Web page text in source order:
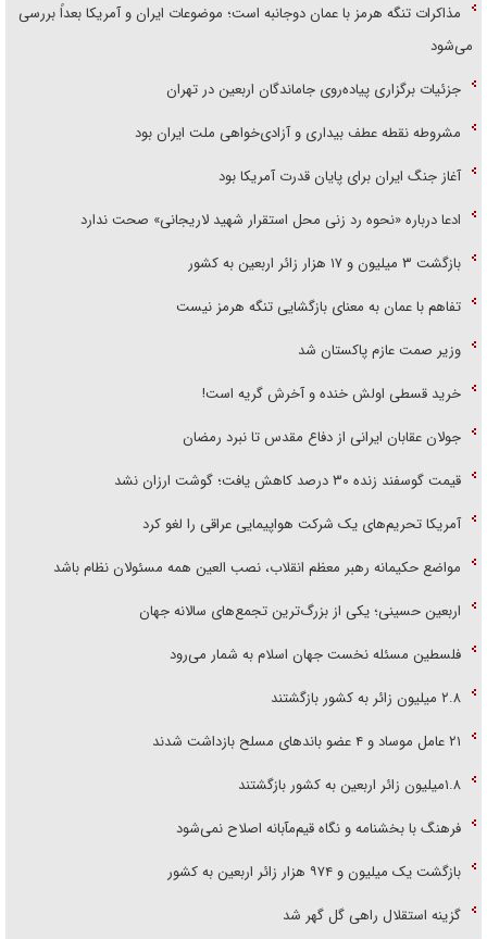
مذاکرات تنگه هرمز با عمان دوجانبه است؛ موضوعات ایران و آمریکا بعداً بررسی
می‌شود
جزئیات برگزاری پیاده‌روی جاماندگان اربعین در تهران
مشروطه نقطه عطف بیداری و آزادی‌خواهی ملت ایران بود
آغاز جنگ ایران برای پایان قدرت آمریکا بود
ادعا درباره «نحوه رد زنی محل استقرار شهید لاریجانی» صحت ندارد
بازگشت ۳ میلیون و ۱۷ هزار زائر اربعین به کشور
تفاهم با عمان به معنای بازگشایی تنگه هرمز نیست
وزیر صمت عازم پاکستان شد
خرید قسطی اولش خنده و آخرش گریه است!
جولان عقابان ایرانی از دفاع مقدس تا نبرد رمضان
قیمت گوسفند زنده ۳۰ درصد کاهش یافت؛ گوشت ارزان نشد
آمریکا تحریم‌های یک شرکت هواپیمایی عراقی را لغو کرد
مواضع حکیمانه رهبر معظم انقلاب، نصب العین همه مسئولان نظام باشد
اربعین حسینی؛ یکی از بزرگ‌ترین تجمع‌های سالانه جهان
فلسطین مسئله نخست جهان اسلام به شمار می‌رود
۲.۸ میلیون زائر به کشور بازگشتند
۲۱ عامل موساد و ۴ عضو باند‌های مسلح بازداشت شدند
۱.۸میلیون زائر اربعین به کشور بازگشتند
فرهنگ با بخشنامه و نگاه قیم‌مآبانه اصلاح نمی‌شود
بازگشت یک میلیون و ۹۷۴ هزار زائر اربعین به کشور
گزینه استقلال راهی گل گهر شد